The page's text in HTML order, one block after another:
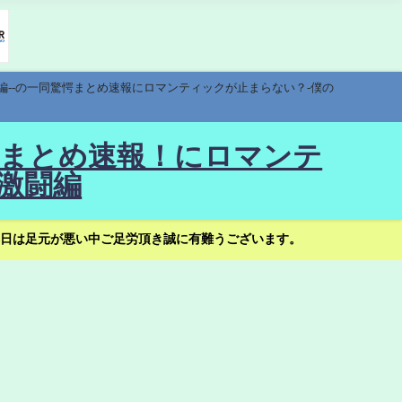
の一同驚愕まとめ速報にロマンティックが止まらない？-僕の
とめ速報！にロマンテ
闘編
足元が悪い中ご足労頂き誠に有難うございます。